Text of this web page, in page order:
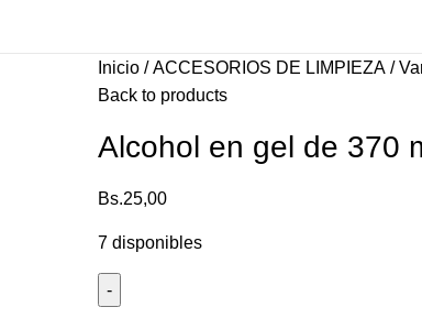
Inicio ACCESORIOS DE LIMPIEZA
Back to products
Alcohol en gel de 370
Bs.25,00
7 disponibles